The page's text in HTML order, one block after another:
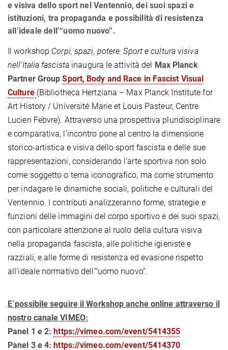
e visiva dello sport nel Ventennio, dei suoi spazi e
istituzioni, tra propaganda e possibilità di resistenza
all’ideale dell’“uomo nuovo”.
Il workshop Corpi, spazi, potere: Sport e cultura visiva
nell’Italia fascista inaugura le attività del
Max Planck
Partner Group Sport, Body and Race in Fascist Visual
Culture (Bibliotheca Hertziana – Max Planck Institute for
Art History / Université Marie et Louis Pasteur, Centre
Lucien Febvre). Attraverso una prospettiva pluridisciplinare
e comparativa, l’incontro pone al centro la dimensione
storico-artistica e visiva dello sport fascista e delle sue
rappresentazioni, considerando l’arte sportiva non solo
come soggetto o tema iconografico, ma come strumento
per indagare le dinamiche sociali, politiche e culturali del
Ventennio. I contributi analizzeranno forme, strategie e
funzioni delle immagini del corpo sportivo e dei suoi spazi,
con particolare attenzione al ruolo della cultura visiva
nella propaganda fascista, alle politiche igieniste e
razziali, e alle forme di resistenza ed evasione rispetto
all’ideale normativo dell’“uomo nuovo”.
E´possibile seguire il Workshop anche online attraverso il
nostro canale VIMEO:
Panel 1 e 2: https://vimeo.com/event/5414355
Panel 3 e 4: https://vimeo.com/event/5414370